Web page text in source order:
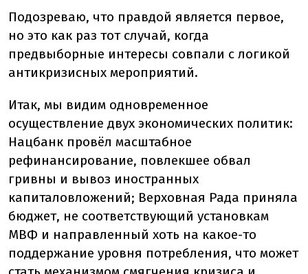
Подозреваю, что правдой является первое,
но это как раз тот случай, когда
предвыборные интересы совпали с логикой
антикризисных мероприятий.
Итак, мы видим одновременное
осуществление двух экономических политик:
Нацбанк провёл масштабное
рефинансирование, повлекшее обвал
гривны и вывоз иностранных
капиталовложений; Верховная Рада приняла
бюджет, не соответствующий установкам
МВФ и направленный хоть на какое-то
поддержание уровня потребления, что может